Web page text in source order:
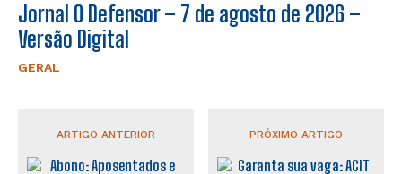
Jornal O Defensor – 7 de agosto de 2026 –
Versão Digital
GERAL
ARTIGO ANTERIOR PRÓXIMO ARTIGO